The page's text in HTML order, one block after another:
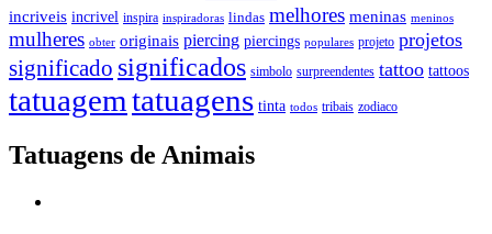
incriveis incrivel inspira inspiradoras lindas melhores meninas meninos
mulheres obter originais piercing piercings populares projeto projetos
significado significados simbolo surpreendentes tattoo tattoos
tatuagemtatuagens tinta todos tribais zodiaco
Tatuagens de Animais